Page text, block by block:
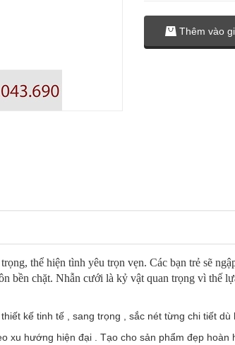
Thêm vào
thể hiện tình yêu trọn vẹn. Các bạn trẻ sẽ
bền chặt. Nhẫn cưới là kỷ vật quan trọng vì thế
kế tinh tế , sang trọng , sắc nét từng chi tiết dù
xu hướng hiện đại . Tạo cho sản phẩm đẹp